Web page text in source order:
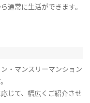
通常に生活ができます。
・マンスリーマンション
じて、幅広くご紹介させ